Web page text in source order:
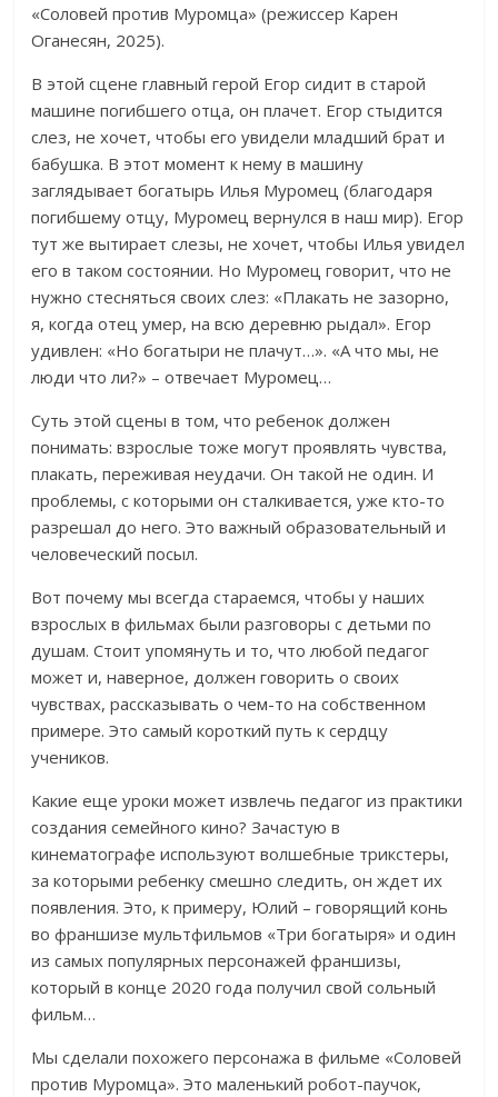
«Соловей против Муромца» (режиссер Карен
Оганесян, 2025).
В этой сцене главный герой Егор сидит в старой
машине погибшего отца, он плачет. Егор стыдится
слез, не хочет, чтобы его увидели младший брат и
бабушка. В этот момент к нему в машину
заглядывает богатырь Илья Муромец (благодаря
погибшему отцу, Муромец вернулся в наш мир). Егор
тут же вытирает слезы, не хочет, чтобы Илья увидел
его в таком состоянии. Но Муромец говорит, что не
нужно стесняться своих слез: «Плакать не зазорно,
я, когда отец умер, на всю деревню рыдал». Егор
удивлен: «Но богатыри не плачут…». «А что мы, не
люди что ли?» – отвечает Муромец…
Суть этой сцены в том, что ребенок должен
понимать: взрослые тоже могут проявлять чувства,
плакать, переживая неудачи. Он такой не один. И
проблемы, с которыми он сталкивается, уже кто-то
разрешал до него. Это важный образовательный и
человеческий посыл.
Вот почему мы всегда стараемся, чтобы у наших
взрослых в фильмах были разговоры с детьми по
душам. Стоит упомянуть и то, что любой педагог
может и, наверное, должен говорить о своих
чувствах, рассказывать о чем-то на собственном
примере. Это самый короткий путь к сердцу
учеников.
Какие еще уроки может извлечь педагог из практики
создания семейного кино? Зачастую в
кинематографе используют волшебные трикстеры,
за которыми ребенку смешно следить, он ждет их
появления. Это, к примеру, Юлий – говорящий конь
во франшизе мультфильмов «Три богатыря» и один
из самых популярных персонажей франшизы,
который в конце 2020 года получил свой сольный
фильм…
Мы сделали похожего персонажа в фильме «Соловей
против Муромца». Это маленький робот-паучок,